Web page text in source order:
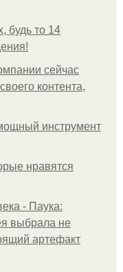
будь то 14
сейчас
контента,
инструмент
нравятся
- Паука:
выбрала не
артефакт